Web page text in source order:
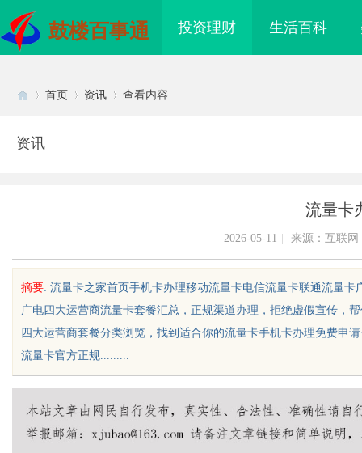
鼓楼百事通 投资理财 生活百科
sc
首页 资讯 查看内容
资讯
流量卡
2026-05-11 来源：互联网
摘要: 流量卡之家首页手机卡办理移动流量卡电信流量卡联通流量
广电四大运营商流量卡套餐汇总，正规渠道办理，拒绝虚假宣传，
四大运营商套餐分类浏览，找到适合你的流量卡手机卡办理免费申
流量卡官方正规.........
汉配眼镜 上海配眼镜